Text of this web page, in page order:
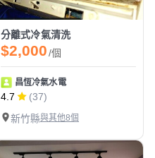
分離式冷氣清洗
$2,000/個
昌恆冷氣水電
4.7
(37)
新竹縣與其他8個